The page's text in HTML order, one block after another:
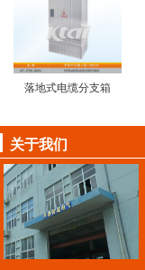
落地式电缆分支箱
关于我们